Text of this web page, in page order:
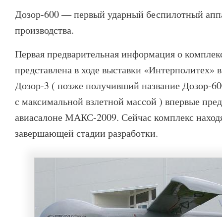
Дозор-600 — первый ударный беспилотный
производства.
Первая предварительная информация о
представлена в ходе выставки «Интерполитех»
Дозор-3 ( позже получивший название Дозор-
с максимальной взлетной массой ) впервые
авиасалоне МАКС-2009. Сейчас комплекс
завершающей стадии разработки.